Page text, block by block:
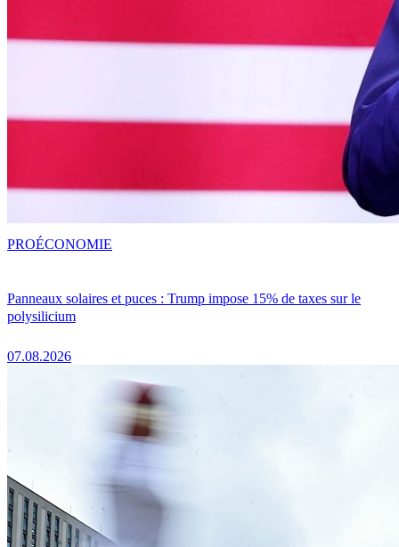
Panneaux solaires et puces : Trump impose 15% de taxes sur le
polysilicium
07.08.2026
PROÉCONOMIE